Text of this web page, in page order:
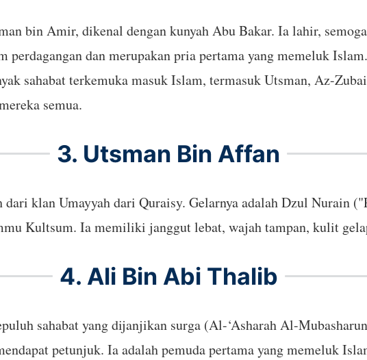
bin Amir, dikenal dengan kunyah Abu Bakar. Ia lahir,
perdagangan dan merupakan pria pertama yang memeluk
sahabat terkemuka masuk Islam, termasuk Utsman, Az-
semua.
3. Utsman Bin Affan
klan Umayyah dari Quraisy. Gelarnya adalah Dzul Nurain
Kultsum. Ia memiliki janggut lebat, wajah tampan, kulit
4. Ali Bin Abi Thalib
sahabat yang dijanjikan surga (Al-‘Asharah Al-
petunjuk. Ia adalah pemuda pertama yang memeluk